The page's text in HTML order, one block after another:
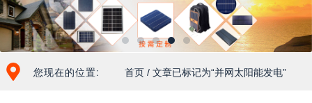
您现在的位置: 首页 / 文章已标记为“并网太阳能发电”